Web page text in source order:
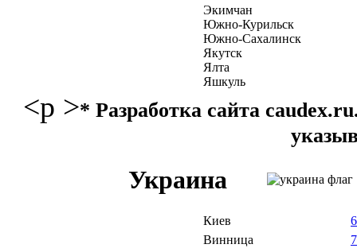
Экимчан
Южно-Курильск
Южно-Сахалинск
Якутск
Ялта
Яшкуль
<p >* Разработка сайта
Украина
Киев
Винница